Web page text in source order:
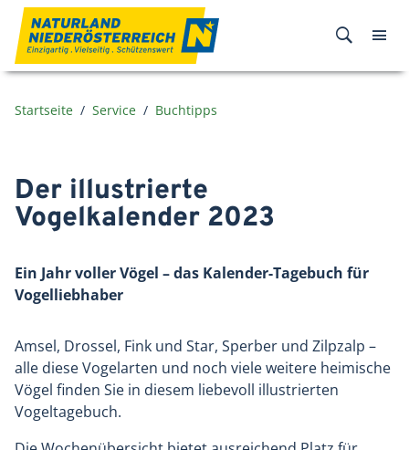
Zum Inhalt
Startseite Service Buchtipps
Der illustrierte
Vogelkalender 2023
Ein Jahr voller Vögel – das Kalender-Tagebuch für
Vogelliebhaber
Amsel, Drossel, Fink und Star, Sperber und Zilpzalp –
alle diese Vogelarten und noch viele weitere heimische
Vögel finden Sie in diesem liebevoll illustrierten
Vogeltagebuch.